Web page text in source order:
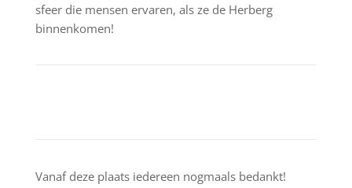
sfeer die mensen ervaren, als ze de Herberg
binnenkomen!
Vanaf deze plaats iedereen nogmaals bedankt!